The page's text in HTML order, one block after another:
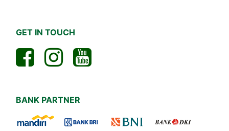
GET IN TOUCH
BANK PARTNER